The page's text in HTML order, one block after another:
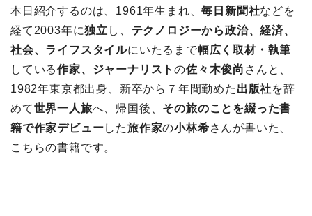
本日紹介するのは、1961年生まれ、毎日新聞社などを
経て2003年に独立 し、 テクノロジーから政治、経済、
社会、ライフスタイルにいたるまで幅広く取材・執筆
している作家、ジャーナリストの佐々木俊尚 さんと、
1982年東京都出身、新卒から７年間勤めた 出版社を辞
めて世界一人旅へ、帰国後、 その旅のことを綴った書
籍で作家デビューした旅作家の小林希さんが書いた、
こちらの書籍です。